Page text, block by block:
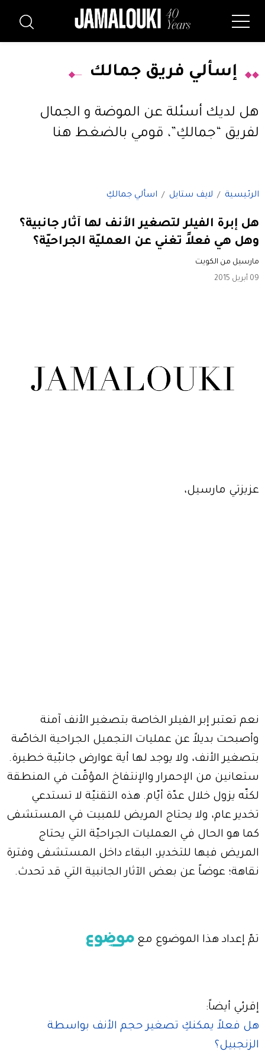
إسألي فريق جمالك
هل لديك أسئلة عن الموضة و الجمال
لفريق “جمالكِ”، قومي بالضغط هنا
الرئيسية لايف ستايل اسألي جمالكِ
هل إبرة الفيلر لتصغير الأنف لها آثار جانبية؟
وهل هي فعلاً تغني عن العمليّة الجراحيّة؟
مارسيل من الكويت
09 أبريل 2015
عزيزتي مارسيل،
نعم تعتبر إبر الفيلر الخاصة بتصغير الأنف آمنة
وأصبحت بديلاً عن عمليات التجميل الجراحية الخاصّة
بتصغير الأنف، ولا يوجد لها أية عوارض جانبّية خطيرة.
ستعانين من الإحمرار والإنتفاخ المؤقّت في المنطقة
لكنّه يزول خلال عدّة أيّام. هذه التقنيّة لا تستدعي
تخدير عام، ولا يحتاج المريض للمبيت في المستشفى
كما هو الحال في العمليات الجراحيّة التي يحتاج
المريض فيها للتخدير، البقاء داخل المستشفى وفترة
نقاهة؛ عوضاً عن بعض الآثار الجانبية التي قد تحدث.
تمّ إعداد هذا الموضوع مع
إقرئي أيضاً:
هل فعلاً يمكنكِ تصغير حجم الأنف بواسطة
الزنجبيل؟